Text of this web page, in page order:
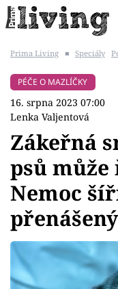
BYDLENÍ SLAVNÝCH
Témata
Bydlení
Zahrada
Design
Prima Living ■ Speciály
PÉČE O MAZLÍČKY
16. srpna 2023 07:00
Lenka Valjentová
Zákeřná
psů může
Nemoc